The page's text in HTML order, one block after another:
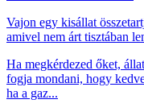
Vajon egy kisállat
amivel nem árt tisztában
Ha megkérdezed őket,
fogja mondani, hogy
ha a gaz...